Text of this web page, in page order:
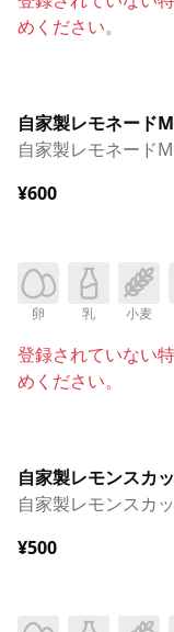
めください。
自家製レモネードM
自家製レモネード
¥600
卵 乳 小麦
登録されていない
めください。
自家製レモンスカ
自家製レモンスカ
¥500